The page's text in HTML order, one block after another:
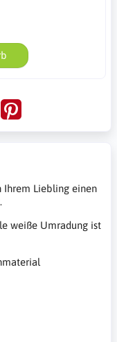
Ihrem Liebling einen
weiße Umradung ist